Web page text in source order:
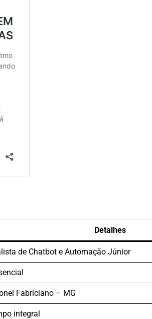
Detalhes
de Chatbot e Automação Júnior
Fabriciano – MG
integral